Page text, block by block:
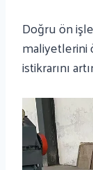
Doğru ön
maliyetlerini
istikrarını